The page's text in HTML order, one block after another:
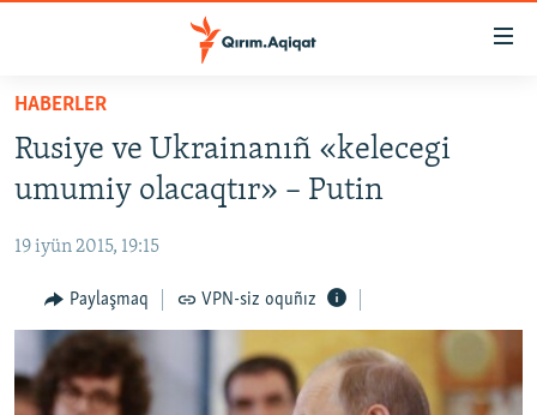
Esas
qaytmaq
Baş
navigatsiyağa
qaytmaq
qaytmaq
SİYASET
İQTİSADİYAT
CEMİYET
MEDENİYET
İNSAN AQLARI
VİDEO
HABERLER
Rusiye ve Ukrainanıñ «kelecegi
umumiy olacaqtır» – Putin
19 iyün 2015, 19:15
Paylaşmaq VPN-siz oquñız